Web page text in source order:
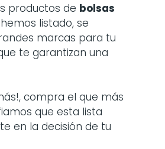
productos de bolsas
listado, se
marcas para tu
te garantizan una
compra el que más
que esta lista
en la decisión de tu